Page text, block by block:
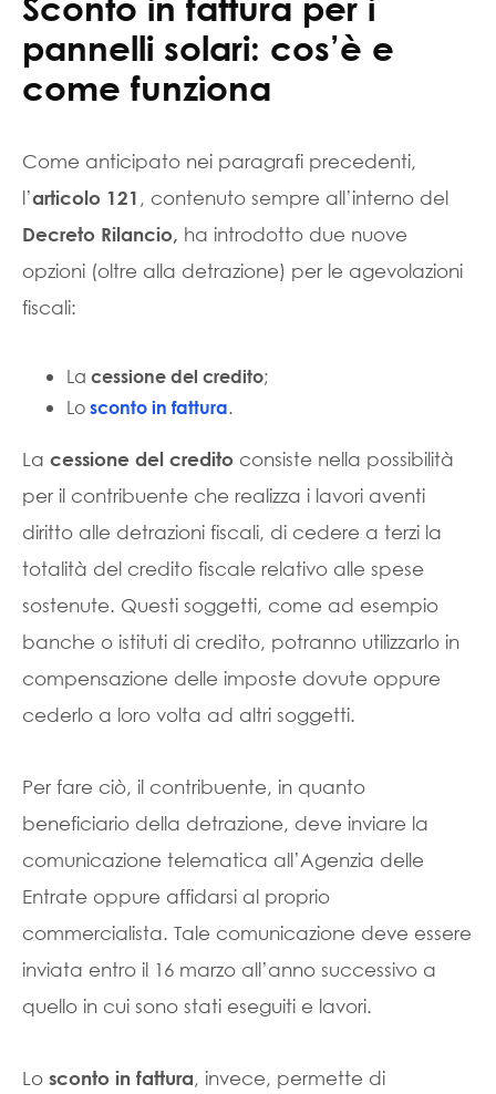
pannelli solari: cos’è e
come funziona
Come anticipato nei paragrafi precedenti,
l’articolo 121 , contenuto sempre all’interno del
Decreto Rilancio, ha introdotto due nuove
opzioni (oltre alla detrazione) per le agevolazioni
fiscali:
La cessione del credito;
Lo sconto in fattura.
La cessione del credito consiste nella possibilità
per il contribuente che realizza i lavori aventi
diritto alle detrazioni fiscali, di cedere a terzi la
totalità del credito fiscale relativo alle spese
sostenute. Questi soggetti, come ad esempio
banche o istituti di credito, potranno utilizzarlo in
compensazione delle imposte dovute oppure
cederlo a loro volta ad altri soggetti.
Per fare ciò, il contribuente, in quanto
beneficiario della detrazione, deve inviare la
comunicazione telematica all’Agenzia delle
Entrate oppure affidarsi al proprio
commercialista. Tale comunicazione deve essere
inviata entro il 16 marzo all’anno successivo a
quello in cui sono stati eseguiti e lavori.
Lo sconto in fattura, invece, permette di